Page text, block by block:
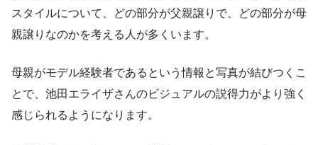
スタイルについて、どの部分が父親譲りで、どの部分が母
親譲りなのかを考える人が多くいます。
母親がモデル経験者であるという情報と写真が結びつくこ
とで、池田エライザさんのビジュアルの説得力がより強く
感じられるようになります。